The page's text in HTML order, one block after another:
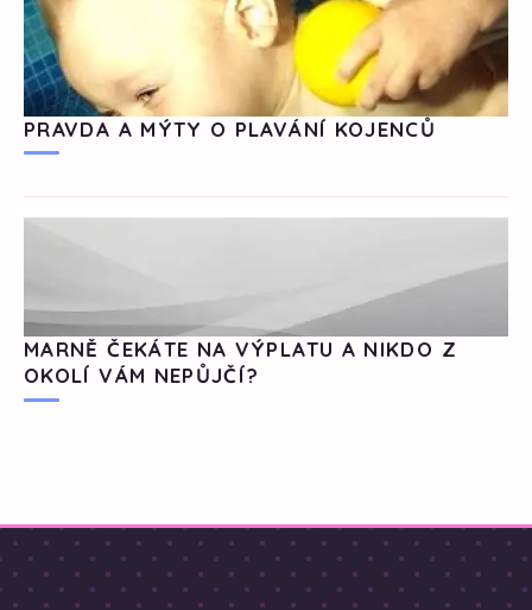
PRAVDA A MÝTY O PLAVÁNÍ KOJENCŮ
MARNĚ ČEKÁTE NA VÝPLATU A NIKDO Z
OKOLÍ VÁM NEPŮJČÍ?